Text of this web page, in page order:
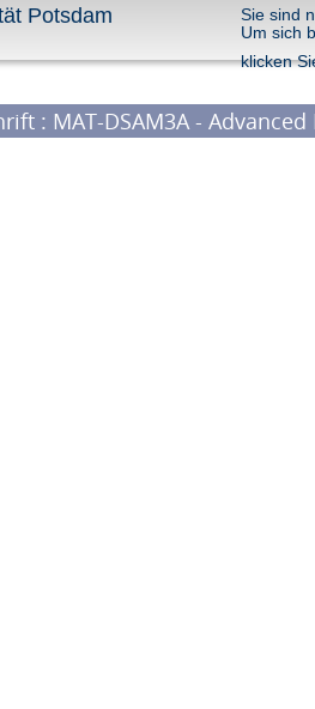
Potsdam
Sie sind
Um sich
klicken
: MAT-DSAM3A -